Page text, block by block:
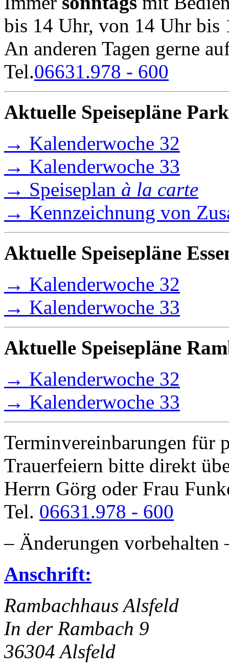
bis 14 Uhr, von 14 Uhr
An anderen Tagen gerne
Tel.06631.978 - 600
Aktuelle Speisepläne
→ Kalenderwoche 32
→ Kalenderwoche 33
→ Speiseplan à la carte
→ Kennzeichnung von
Aktuelle Speisepläne
→ Kalenderwoche 32
→ Kalenderwoche 33
Aktuelle Speisepläne
→ Kalenderwoche 32
→ Kalenderwoche 33
Terminvereinbarungen für
Trauerfeiern bitte direkt
Herrn Görg oder Frau
Tel. 06631.978 - 600
– Änderungen vorbehalten
Anschrift:
Rambachhaus Alsfeld
In der Rambach 9
36304 Alsfeld